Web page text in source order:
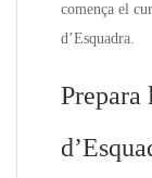
comença el
d’Esquadra.
Prepara